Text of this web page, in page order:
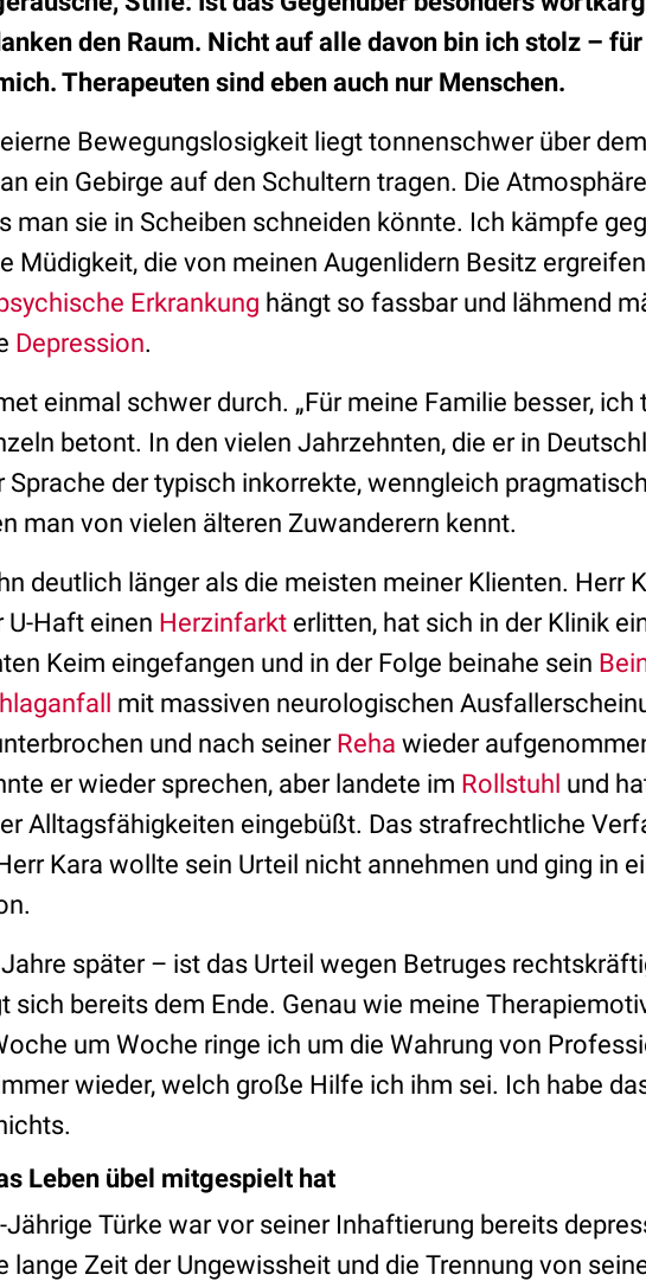
den Raum. Nicht auf alle davon bin ich stolz –
Therapeuten sind eben auch nur Menschen.
Bewegungslosigkeit liegt tonnenschwer über
ein Gebirge auf den Schultern tragen. Die
man sie in Scheiben schneiden könnte. Ich kämpfe
Müdigkeit, die von meinen Augenlidern Besitz
Erkrankung hängt so fassbar und lähmend
Depression.
einmal schwer durch. „Für meine Familie besser, ich
betont. In den vielen Jahrzehnten, die er in
Sprache der typisch inkorrekte, wenngleich
man von vielen älteren Zuwanderern kennt.
deutlich länger als die meisten meiner Klienten. Herr
U-Haft einen Herzinfarkt erlitten, hat sich in der Klinik
Keim eingefangen und in der Folge beinahe sein
mit massiven neurologischen
und nach seiner Reha wieder
er wieder sprechen, aber landete im Rollstuhl und
Alltagsfähigkeiten eingebüßt. Das strafrechtliche
Kara wollte sein Urteil nicht annehmen und ging in
später – ist das Urteil wegen Betruges
sich bereits dem Ende. Genau wie meine
um Woche ringe ich um die Wahrung von
wieder, welch große Hilfe ich ihm sei. Ich habe
Leben übel mitgespielt hat
Jährige Türke war vor seiner Inhaftierung bereits
lange Zeit der Ungewissheit und die Trennung von